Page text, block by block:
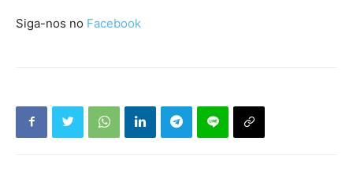
Siga-nos no Facebook